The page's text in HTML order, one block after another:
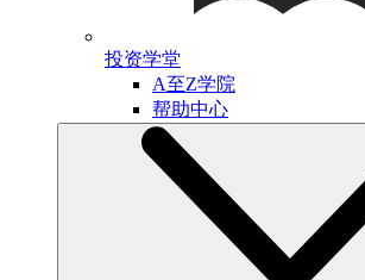
投资学堂
A至Z学院
帮助中心